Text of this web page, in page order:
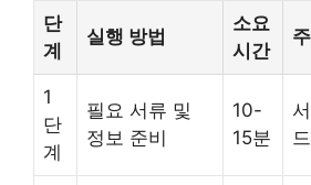
단
계
실행 방법
소요
시간
1
단
계
필요 서류 및
정보 준비
10-
15분